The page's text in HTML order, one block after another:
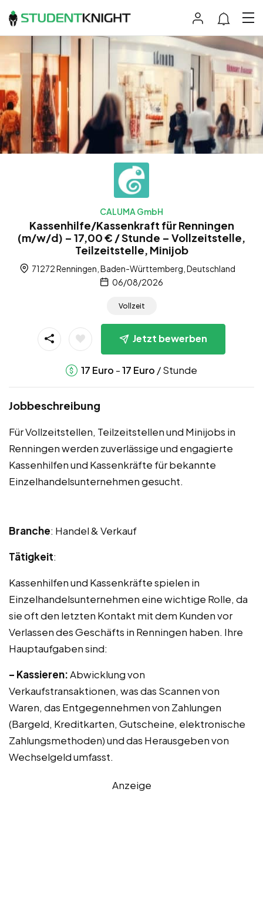
CALUMA GmbH
Kassenhilfe/Kassenkraft für Renningen
(m/w/d) – 17,00 € / Stunde – Vollzeitstelle,
Teilzeitstelle, Minijob
71272 Renningen, Baden-Württemberg, Deutschland
06/08/2026
Vollzeit
Jetzt bewerben
17 Euro -17 Euro / Stunde
Jobbeschreibung
Für Vollzeitstellen, Teilzeitstellen und Minijobs in
Renningen werden zuverlässige und engagierte
Kassenhilfen und Kassenkräfte für bekannte
Einzelhandelsunternehmen gesucht.
Branche: Handel & Verkauf
Tätigkeit:
Kassenhilfen und Kassenkräfte spielen in
Einzelhandelsunternehmen eine wichtige Rolle, da
sie oft den letzten Kontakt mit dem Kunden vor
Verlassen des Geschäfts in Renningen haben. Ihre
Hauptaufgaben sind:
– Kassieren:Abwicklung von
Verkaufstransaktionen, was das Scannen von
Waren, das Entgegennehmen von Zahlungen
(Bargeld, Kreditkarten, Gutscheine, elektronische
Zahlungsmethoden) und das Herausgeben von
Wechselgeld umfasst.
Anzeige